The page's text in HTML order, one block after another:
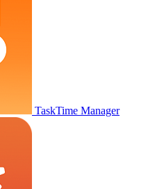
TaskTime Manager